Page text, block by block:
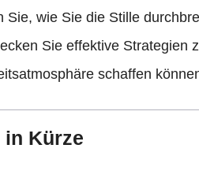
Sie, wie Sie die Stille
Sie effektive Strategien
schaffen
in Kürze